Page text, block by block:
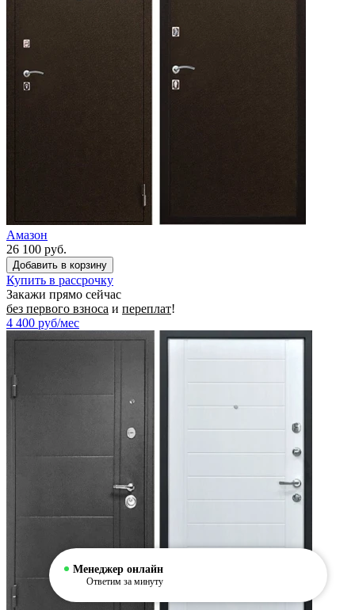
Амазон
26 100 руб.
Купить в рассрочку
Закажи прямо сейчас
без первого взноса и переплат!
4 400 руб/мес
Менеджер онлайн
Ответим за минуту